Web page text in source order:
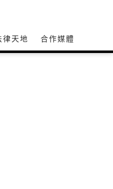
律天地 合作媒體